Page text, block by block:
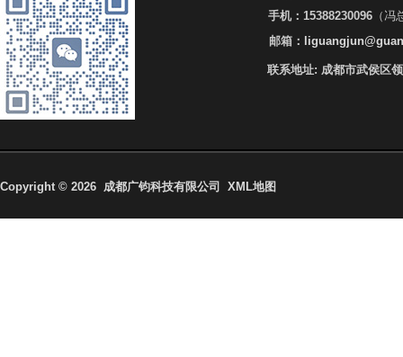
手机： 15388230096 （冯
邮箱：
联系地址: 成都市武侯区
Copyright © 2026 成都广钧科技有限公司 XML地图